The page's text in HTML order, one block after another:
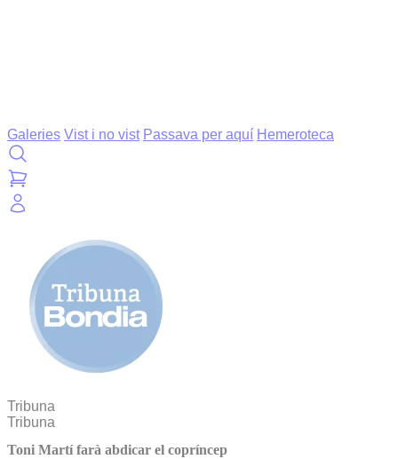
Galeries Vist i no vist Passava per aquí Hemeroteca
Tribuna
Tribuna
Toni Martí farà abdicar el copríncep